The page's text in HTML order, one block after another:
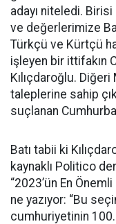
adayı niteledi. Birisi
ve değerlerimize
Türkçü ve Kürtçü
işleyen bir ittifakın
Kılıçdaroğlu.
taleplerine sahip
suçlanan
Batı tabii ki
kaynaklı Politico
“2023’ün En
ne yazıyor: “Bu
cumhuriyetinin 100.